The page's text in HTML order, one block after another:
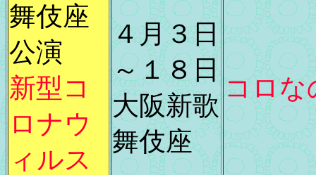
舞伎座
公演
新型コ
ロナウ
ィルス
４月３日
～１８日
大阪新歌
舞伎座
コロな